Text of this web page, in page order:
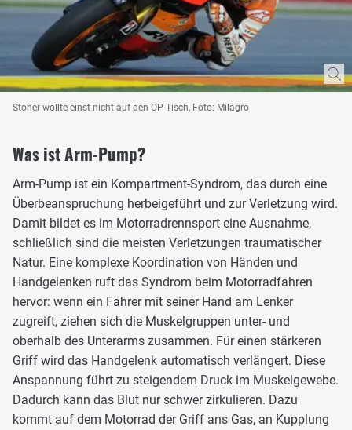
Stoner wollte einst nicht auf den OP-Tisch, Foto: Milagro
Was ist Arm-Pump?
Arm-Pump ist ein Kompartment-Syndrom, das durch eine
Überbeanspruchung herbeigeführt und zur Verletzung wird.
Damit bildet es im Motorradrennsport eine Ausnahme,
schließlich sind die meisten Verletzungen traumatischer
Natur. Eine komplexe Koordination von Händen und
Handgelenken ruft das Syndrom beim Motorradfahren
hervor: wenn ein Fahrer mit seiner Hand am Lenker
zugreift, ziehen sich die Muskelgruppen unter- und
oberhalb des Unterarms zusammen. Für einen stärkeren
Griff wird das Handgelenk automatisch verlängert. Diese
Anspannung führt zu steigendem Druck im Muskelgewebe.
Dadurch kann das Blut nur schwer zirkulieren. Dazu
kommt auf dem Motorrad der Griff ans Gas, an Kupplung